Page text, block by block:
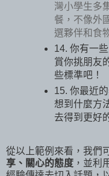
灣小學生多
餐，不像外
選夥伴和食
14. 你有一
賞你挑朋友
些標準吧！
15. 你最近
想到什麼方
去得到更好
從以上範例來看，我們
享、關心的態度 ，並利